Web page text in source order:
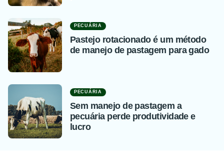
PECUÁRIA
Pastejo rotacionado é um método
de manejo de pastagem para gado
PECUÁRIA
Sem manejo de pastagem a
pecuária perde produtividade e
lucro